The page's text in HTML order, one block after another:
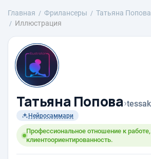
Главная Фрилансеры Татьяна Попова
Иллюстрация
Татьяна Попова›
Нейросаммари
Профессиональное отношение к работе,
клиентоориентированность.